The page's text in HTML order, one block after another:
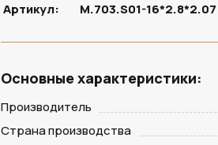
Артикул:
M.703.S01-16*2.8*2.07
Основные характеристики:
Производитель
Страна производства